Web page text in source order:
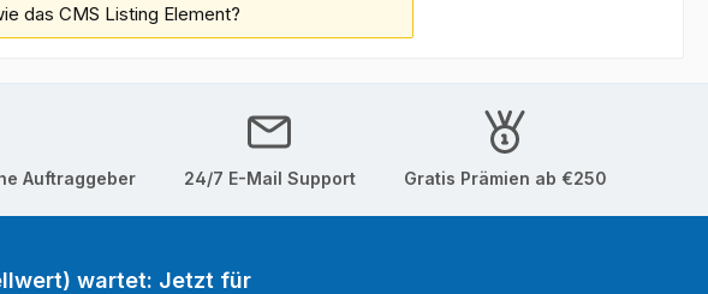
das CMS Listing Element?
Auftraggeber 24/7 E-Mail Support Gratis Prämien ab €250
wartet: Jetzt für